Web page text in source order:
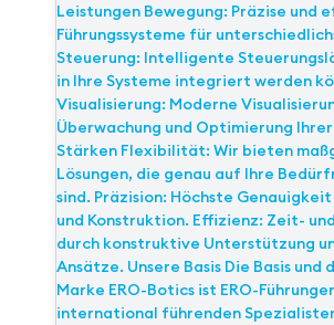
Leistungen Bewegung: Präzise und
Führungssysteme für
Steuerung: Intelligente
in Ihre Systeme integriert werden
Visualisierung: Moderne
Überwachung und Optimierung Ihrer
Stärken Flexibilität: Wir bieten
Lösungen, die genau auf Ihre
sind. Präzision: Höchste
und Konstruktion. Effizienz: Zeit-
durch konstruktive Unterstützung
Ansätze. Unsere Basis Die Basis und
Marke ERO-Botics ist ERO-
international führenden